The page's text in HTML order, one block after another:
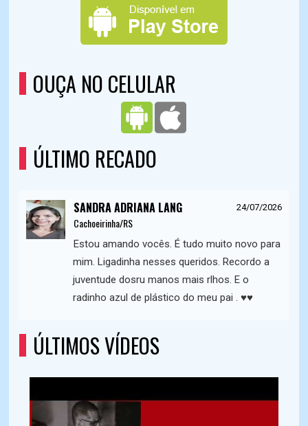
OUÇA NO CELULAR
ÚLTIMO RECADO
SANDRA ADRIANA LANG 24/07/2026
Cachoeirinha/RS
Estou amando vocês. É tudo muito novo para
mim. Ligadinha nesses queridos. Recordo a
juventude dosru manos mais rlhos. E o
radinho azul de plástico do meu pai . ♥️♥️
ÚLTIMOS VÍDEOS